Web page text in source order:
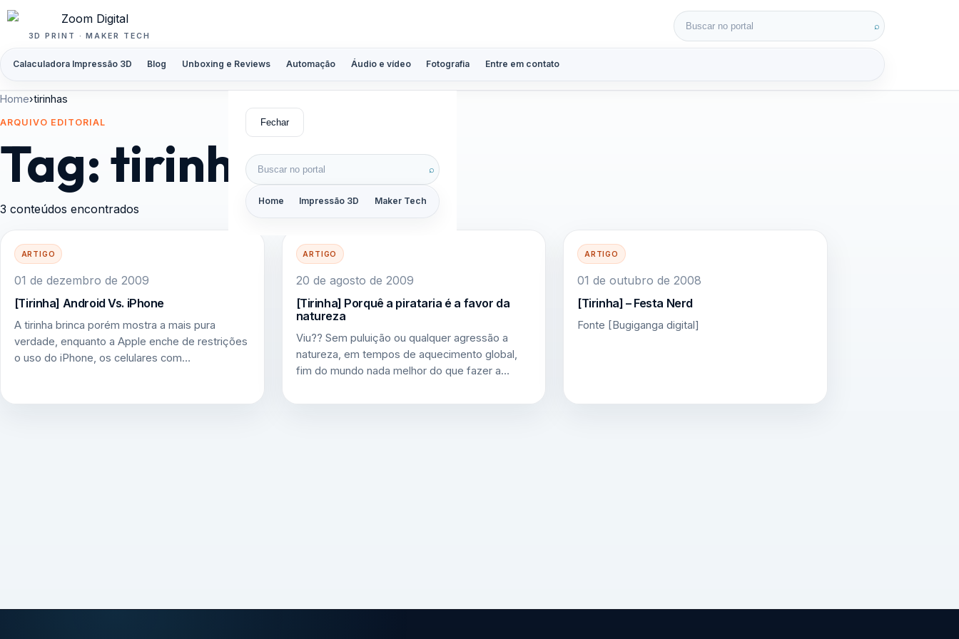
Pular para o conteúdo
3D PRINT · MAKER TECH
Calaculadora Impressão 3D Blog Unboxing e Reviews Automação Áudio e vídeo Fotografia Entre em contato
Buscar por: ⌕
Fechar
Buscar por: ⌕
Home Impressão 3D Maker Tech
Home›tirinhas
ARQUIVO EDITORIAL
Tag:tirinhas
3 conteúdos encontrados
ARTIGO
01 de dezembro de 2009
[Tirinha] Android Vs. iPhone
A tirinha brinca porém mostra a mais pura
verdade, enquanto a Apple enche de restrições
o uso do iPhone, os celulares com…
ARTIGO
20 de agosto de 2009
[Tirinha] Porquê a pirataria é a favor da
natureza
Viu?? Sem puluição ou qualquer agressão a
natureza, em tempos de aquecimento global,
fim do mundo nada melhor do que fazer a…
ARTIGO
01 de outubro de 2008
[Tirinha] – Festa Nerd
Fonte [Bugiganga digital]